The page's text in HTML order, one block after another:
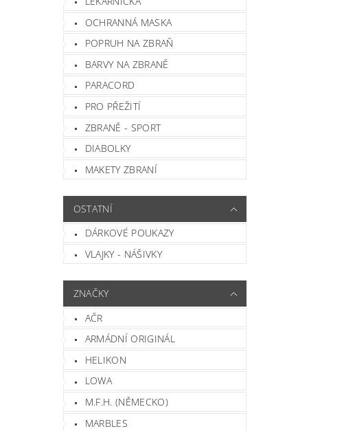
OCHRANNÁ MASKA
POPRUH NA ZBRAŇ
BARVY NA ZBRANĚ
PARACORD
PRO PŘEŽITÍ
ZBRANĚ - SPORT
DIABOLKY
MAKETY ZBRANÍ
OSTATNÍ
DÁRKOVÉ POUKAZY
VLAJKY - NÁŠIVKY
ZNAČKY
AČR
ARMÁDNÍ ORIGINÁL
HELIKON
LOWA
M.F.H. (NĚMECKO)
MARBLES